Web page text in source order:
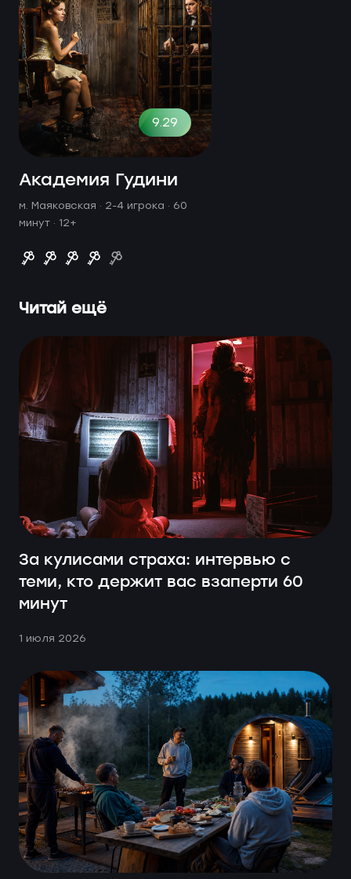
9.29
Академия Гудини
м. Маяковская · 2-4 игрока · 60
минут · 12+
Читай ещё
За кулисами страха: интервью с
теми, кто держит вас взаперти 60
минут
1 июля 2026